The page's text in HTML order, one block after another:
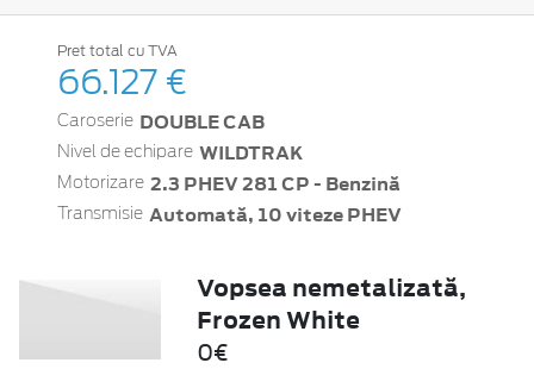
Pret total cu TVA
66.127 €
Caroserie DOUBLE CAB
Nivel de echipare WILDTRAK
Motorizare 2.3 PHEV 281 CP - Benzină
Transmisie Automată, 10 viteze PHEV
Vopsea nemetalizată,
Frozen White
0€